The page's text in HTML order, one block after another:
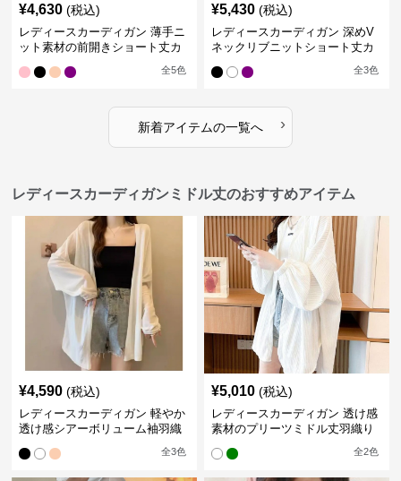
¥4,630 (税込)
レディースカーディガン 薄手ニ
ット素材の前開きショート丈カ
全5色
¥5,430 (税込)
レディースカーディガン 深めV
ネックリブニットショート丈カ
全3色
新着アイテムの一覧へ ›
レディースカーディガンミドル丈のおすすめアイテム
¥4,590 (税込)
レディースカーディガン 軽やか
透け感シアーボリューム袖羽織
全3色
¥5,010 (税込)
レディースカーディガン 透け感
素材のプリーツミドル丈羽織り
全2色